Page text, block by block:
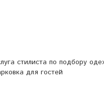
стилиста по подбору
для гостей